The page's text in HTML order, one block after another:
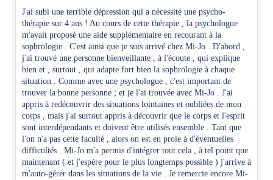
J'ai subi une terrible dépression qui a nécessité une psycho-
thérapie sur 4 ans ! Au cours de cette thérapie , la psychologue
m'avait proposé une aide supplémentaire en recourant à la
sophrologie . C'est ainsi que je suis arrivé chez Mi-Jo . D'abord ,
j'ai trouvé une personne bienveillante , à l'écoute , qui explique
bien et , surtout , qui adapte fort bien la sophrologie à chaque
situation . Comme avec une psychologue , c'est important de
trouver la bonne personne ; et je l'ai trouvée avec Mi-Jo . J'ai
appris à redécouvrir des situations lointaines et oubliées de mon
corps , mais j'ai surtout appris à découvrir que le corps et l'esprit
sont interdépendants et doivent être utilisés ensemble . Tant que
l'on n'a pas cette faculté , alors on est en proie à d'éventuelles
difficultés . Mi-Jo m'a permis d'intégrer tout cela , à tel point que
maintenant ( et j'espère pour le plus longtemps possible ) j'arrive à
m'auto-gérer dans les situations de la vie . Je remercie encore Mi-